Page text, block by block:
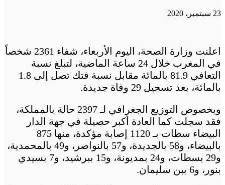
23 سبتمبر، 2020
اعلنت وزارة الصحة، اليوم الأربعاء، شفاء 2361 شخصاً
في المغرب خلال 24 ساعة الماضية، لتبلغ نسبة
التعافي 81.9 بالمائة مقابل نسبة فتك تصل إلى 1.8
بالمائة، بعد تسجيل 29 وفاة جديدة.
وبخصوص التوزيع الجغرافي لـ 2397 حالة بالمملكة،
فقد سجلت كما العادة أكبر حصيلة في جهة الدار
البيضاء سطات بـ 1120 إصابة مؤكدة، منها 875
بالبيضاء، و58 بالجديدة، و57 بالنواصر، و49 بالمحمدية،
و29 بسطات، و24 بمديونة، و15 ببرشيد، و7 بسيدي
بنور، و6 ببن سليمان.